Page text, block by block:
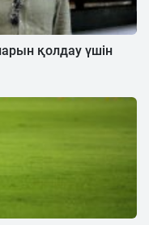
қолдау үшін